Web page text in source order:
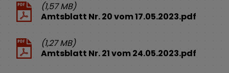
(1,57 MB)
Amtsblatt Nr. 20 vom 17.05.2023.pdf
(1,27 MB)
Amtsblatt Nr. 21 vom 24.05.2023.pdf